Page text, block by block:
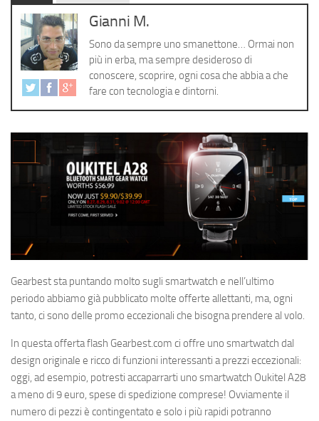
Gianni M.
Sono da sempre uno smanettone… Ormai non
più in erba, ma sempre desideroso di
conoscere, scoprire, ogni cosa che abbia a che
fare con tecnologia e dintorni.
Gearbest sta puntando molto sugli smartwatch e nell’ultimo
periodo abbiamo già pubblicato molte offerte allettanti, ma, ogni
tanto, ci sono delle promo eccezionali che bisogna prendere al volo.
In questa offerta flash Gearbest.com ci offre uno smartwatch dal
design originale e ricco di funzioni interessanti a prezzi eccezionali:
oggi, ad esempio, potresti accaparrarti uno smartwatch Oukitel A28
a meno di 9 euro, spese di spedizione comprese! Ovviamente il
numero di pezzi è contingentato e solo i più rapidi potranno